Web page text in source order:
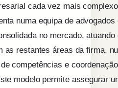
cada vez mais
numa equipa de advogados
no mercado, atuando
as restantes áreas da firma,
competências e coordenação
modelo permite assegurar